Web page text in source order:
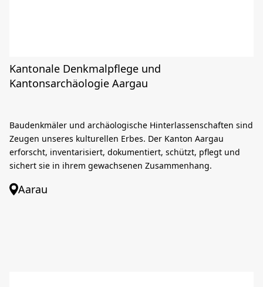
Kantonale Denkmalpflege und
Kantonsarchäologie Aargau
Baudenkmäler und archäologische Hinterlassenschaften sind
Zeugen unseres kulturellen Erbes. Der Kanton Aargau
erforscht, inventarisiert, dokumentiert, schützt, pflegt und
sichert sie in ihrem gewachsenen Zusammenhang.
Aarau